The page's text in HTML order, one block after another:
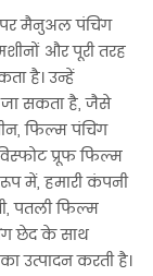
पर मैनुअल पंचिंग
और पूरी तरह
है। उन्हें
सकता है, जैसे
फिल्म पंचिंग
प्रूफ फिल्म
में, हमारी कंपनी
पतली फिल्म
छेद के साथ
उत्पादन करती है।